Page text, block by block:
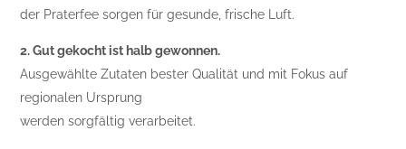
der Praterfee sorgen für gesunde, frische Luft.
2. Gut gekocht ist halb gewonnen.
Ausgewählte Zutaten bester Qualität und mit Fokus auf
regionalen Ursprung
werden sorgfältig verarbeitet.